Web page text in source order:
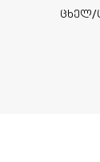
ცხელ/